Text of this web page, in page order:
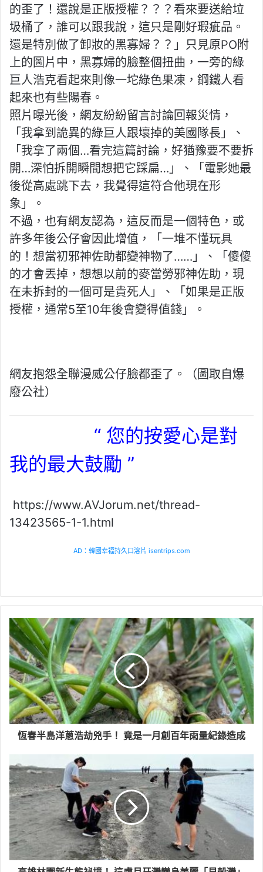
的歪了！還說是正版授權？？？看來要送給垃
圾桶了，誰可以跟我說，這只是剛好瑕疵品。
還是特別做了卸妝的黑寡婦？？」只見原PO附
上的圖片中，黑寡婦的臉整個扭曲，一旁的綠
巨人浩克看起來則像一坨綠色果凍，鋼鐵人看
起來也有些陽春。
照片曝光後，網友紛紛留言討論回報災情，
「我拿到詭異的綠巨人跟壞掉的美國隊長」、
「我拿了兩個…看完這篇討論，好猶豫要不要拆
開…深怕拆開瞬間想把它踩扁…」、「電影她最
後從高處跳下去，我覺得這符合他現在形
象」。
不過，也有網友認為，這反而是一個特色，或
許多年後公仔會因此增值，「一堆不懂玩具
的！想當初邪神佐助都變神物了……」、「傻傻
的才會丟掉，想想以前的麥當勞邪神佐助，現
在未拆封的一個可是貴死人」、「如果是正版
授權，通常5至10年後會變得值錢」。
網友抱怨全聯漫威公仔臉都歪了。（圖取自爆
廢公社）
“ 您的按愛心是對
我的最大鼓勵 ”
https://www.AVJorum.net/thread-
13423565-1-1.html
AD：韓國幸福持久口溶片 isentrips.com
恆春半島洋蔥浩劫兇手！ 竟是一月創百年雨量紀錄造成